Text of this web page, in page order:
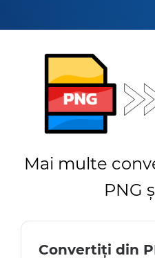
Mai multe
PNG
Convertiți din